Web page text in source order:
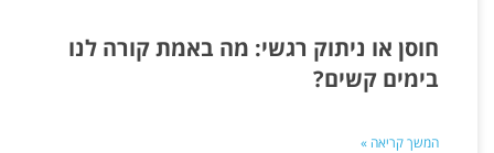
חוסן או ניתוק רגשי: מה באמת קורה לנו
בימים קשים?
המשך קריאה »